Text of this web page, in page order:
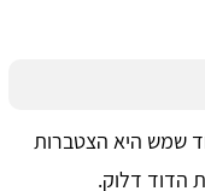
שמש היא הצטברות
הדוד דלוק.